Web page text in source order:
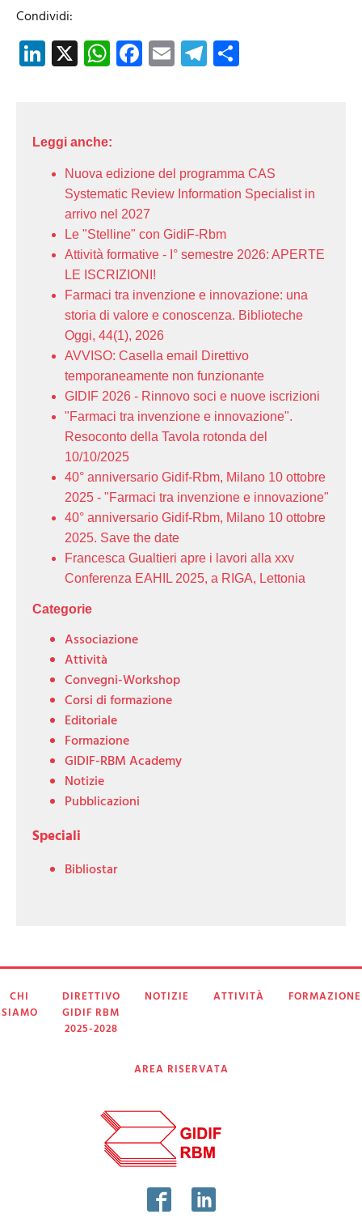
Condividi:
LinkedIn
X WhatsApp
Facebook
EmailTelegram
Leggi anche:
Nuova edizione del programma CAS
Systematic Review Information Specialist in
arrivo nel 2027
Le "Stelline" con GidiF-Rbm
Attività formative - I° semestre 2026: APERTE
LE ISCRIZIONI!
Farmaci tra invenzione e innovazione: una
storia di valore e conoscenza. Biblioteche
Oggi, 44(1), 2026
AVVISO: Casella email Direttivo
temporaneamente non funzionante
GIDIF 2026 - Rinnovo soci e nuove iscrizioni
"Farmaci tra invenzione e innovazione".
Resoconto della Tavola rotonda del
10/10/2025
40° anniversario Gidif-Rbm, Milano 10 ottobre
2025 - "Farmaci tra invenzione e innovazione"
40° anniversario Gidif-Rbm, Milano 10 ottobre
2025. Save the date
Francesca Gualtieri apre i lavori alla xxv
Conferenza EAHIL 2025, a RIGA, Lettonia
Categorie
Associazione
Attività
Convegni-Workshop
Corsi di formazione
Editoriale
Formazione
GIDIF-RBM Academy
Notizie
Pubblicazioni
Speciali
Bibliostar
CHI
SIAMO
DIRETTIVO
GIDIF RBM
2025-2028
NOTIZIE ATTIVITÀ FORMAZIONE
AREA RISERVATA